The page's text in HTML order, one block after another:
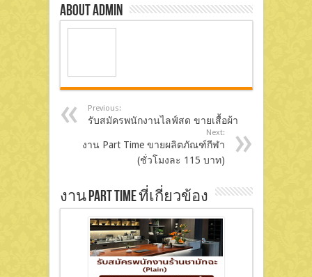
About admin
Previous:
รับสมัครพนักงานไลฟ์สด ขายเสื้อผ้า
Next:
งาน Part Time ขายผลิตภัณฑ์กีฬา
(ชั่วโมงละ 115 บาท)
งาน Part Time ที่เกี่ยวข้อง